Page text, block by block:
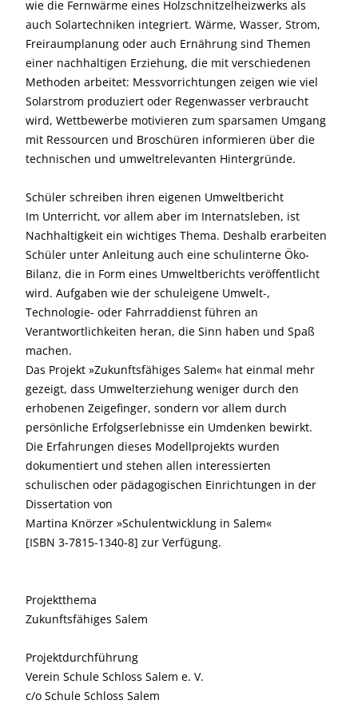
wie die Fernwärme eines Holzschnitzelheizwerks als
auch Solartechniken integriert. Wärme, Wasser, Strom,
Freiraumplanung oder auch Ernährung sind Themen
einer nachhaltigen Erziehung, die mit verschiedenen
Methoden arbeitet: Messvorrichtungen zeigen wie viel
Solarstrom produziert oder Regenwasser verbraucht
wird, Wettbewerbe motivieren zum sparsamen Umgang
mit Ressourcen und Broschüren informieren über die
technischen und umweltrelevanten Hintergründe.
Schüler schreiben ihren eigenen Umweltbericht
Im Unterricht, vor allem aber im Internatsleben, ist
Nachhaltigkeit ein wichtiges Thema. Deshalb erarbeiten
Schüler unter Anleitung auch eine schulinterne Öko-
Bilanz, die in Form eines Umweltberichts veröffentlicht
wird. Aufgaben wie der schuleigene Umwelt-,
Technologie- oder Fahrraddienst führen an
Verantwortlichkeiten heran, die Sinn haben und Spaß
machen.
Das Projekt »Zukunftsfähiges Salem« hat einmal mehr
gezeigt, dass Umwelterziehung weniger durch den
erhobenen Zeigefinger, sondern vor allem durch
persönliche Erfolgserlebnisse ein Umdenken bewirkt.
Die Erfahrungen dieses Modellprojekts wurden
dokumentiert und stehen allen interessierten
schulischen oder pädagogischen Einrichtungen in der
Dissertation von
Martina Knörzer »Schulentwicklung in Salem«
[ISBN 3-7815-1340-8] zur Verfügung.
Projektthema
Zukunftsfähiges Salem
Projektdurchführung
Verein Schule Schloss Salem e. V.
c/o Schule Schloss Salem